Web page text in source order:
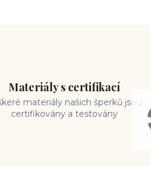
Materiály s certifikací
materiály našich šperků jsou
certifikovány a testovány